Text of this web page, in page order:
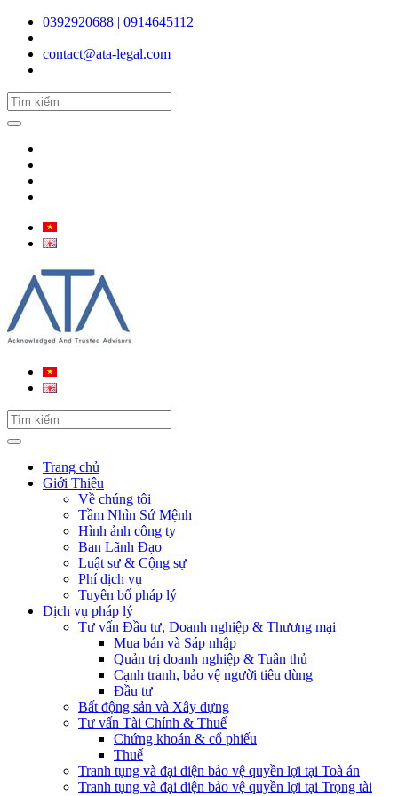
0392920688 | 0914645112
contact@ata-legal.com
Trang chủ
Giới Thiệu
Về chúng tôi
Tầm Nhìn Sứ Mệnh
Hình ảnh công ty
Ban Lãnh Đạo
Luật sư & Cộng sự
Phí dịch vụ
Tuyên bố pháp lý
Dịch vụ pháp lý
Tư vấn Đầu tư, Doanh nghiệp & Thương mại
Mua bán và Sáp nhập
Quản trị doanh nghiệp & Tuân thủ
Cạnh tranh, bảo vệ người tiêu dùng
Đầu tư
Bất động sản và Xây dựng
Tư vấn Tài Chính & Thuế
Chứng khoán & cổ phiếu
Thuế
Tranh tụng và đại diện bảo vệ quyền lợi tại Toà án
Tranh tụng và đại diện bảo vệ quyền lợi tại Trọng tài